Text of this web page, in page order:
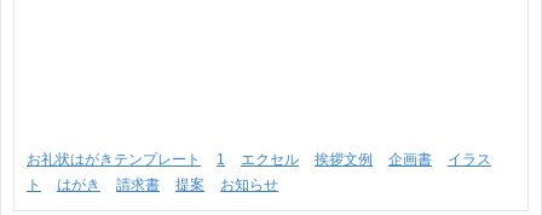
お礼状はがきテンプレート 1 エクセル 挨拶文例 企画書
イラス
ト
はがき 請求書 提案 お知らせ